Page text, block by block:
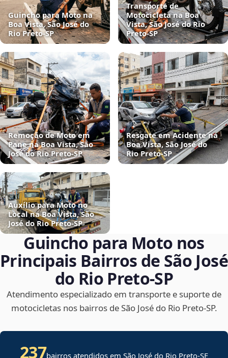
Guincho para Moto na
Boa Vista, São José do
Rio Preto‑SP
Transporte de
Motocicleta na Boa
Vista, São José do Rio
Preto‑SP
Remoção de Moto em
Pane na Boa Vista, São
José do Rio Preto‑SP
Resgate em Acidente na
Boa Vista, São José do
Rio Preto‑SP
Auxílio para Moto no
Local na Boa Vista, São
José do Rio Preto‑SP
Guincho para Moto nos
Principais Bairros de São José
do Rio Preto‑SP
Atendimento especializado em transporte e suporte de
motocicletas nos bairros de São José do Rio Preto‑SP.
237bairros atendidos emSão José do Rio Preto-SE